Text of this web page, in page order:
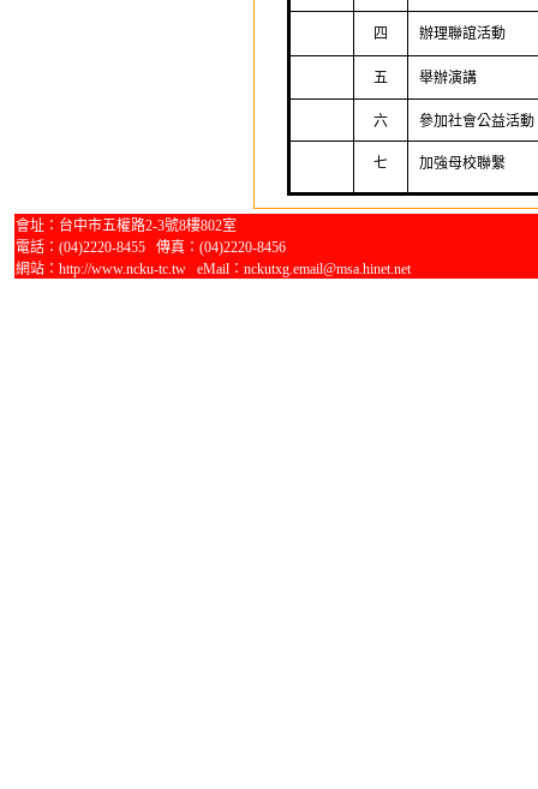
四 辦理聯誼活動
五 舉辦演講
六 參加社會公益活動
七 加強母校聯繫
會址：台中市五權路2-3號8樓802室
電話：(04)2220-8455 傳真：(04)2220-8456
網站：http://www.ncku-tc.tw eMail：nckutxg.email@msa.hinet.net